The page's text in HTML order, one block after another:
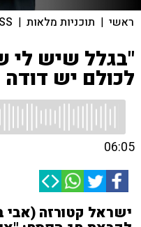
ראשי | תוכניות מלאות |
"בגלל שיש לי
לכולם יש
06:05
ישראל קטורזה (אבי